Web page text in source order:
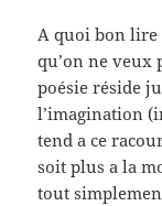
A quoi bon lire
qu’on ne veux
poésie réside
l’imagination
tend a ce
soit plus a la
tout